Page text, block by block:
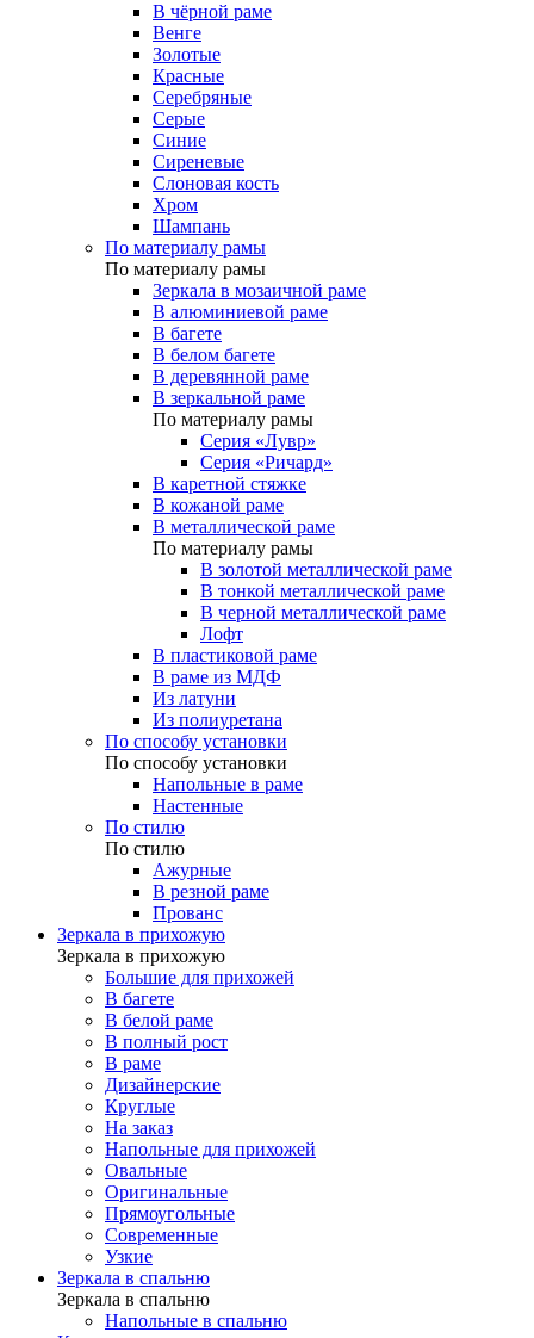
В чёрной раме
Венге
Золотые
Красные
Серебряные
Серые
Синие
Сиреневые
Слоновая кость
Хром
Шампань
По материалу рамы
По материалу рамы
Зеркала в мозаичной раме
В алюминиевой раме
В багете
В белом багете
В деревянной раме
В зеркальной раме
По материалу рамы
Серия «Лувр»
Серия «Ричард»
В каретной стяжке
В кожаной раме
В металлической раме
По материалу рамы
В золотой металлической раме
В тонкой металлической раме
В черной металлической раме
Лофт
В пластиковой раме
В раме из МДФ
Из латуни
Из полиуретана
По способу установки
По способу установки
Напольные в раме
Настенные
По стилю
По стилю
Ажурные
В резной раме
Прованс
Зеркала в прихожую
Зеркала в прихожую
Большие для прихожей
В багете
В белой раме
В полный рост
В раме
Дизайнерские
Круглые
На заказ
Напольные для прихожей
Овальные
Оригинальные
Прямоугольные
Современные
Узкие
Зеркала в спальню
Зеркала в спальню
Напольные в спальню